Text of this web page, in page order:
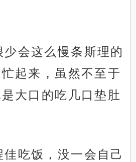
会这么慢条斯理的
起来，虽然不至于
大口的吃几口垫肚
吃饭，没一会自己